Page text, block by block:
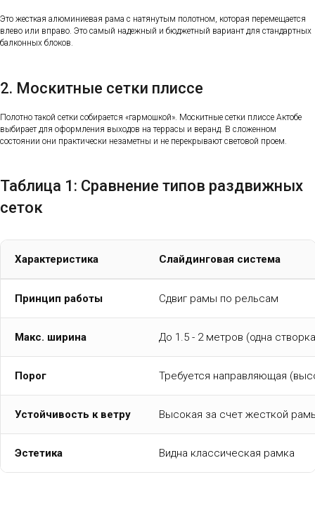
Это жесткая алюминиевая рама с натянутым полотном, которая перемещается
влево или вправо. Это самый надежный и бюджетный вариант для стандартных
балконных блоков.
2. Москитные сетки плиссе
Полотно такой сетки собирается «гармошкой». Москитные сетки плиссе Актобе
выбирает для оформления выходов на террасы и веранд. В сложенном
состоянии они практически незаметны и не перекрывают световой проем.
Таблица 1: Сравнение типов раздвижных
сеток
Характеристика Слайдинговая система
Принцип работы Сдвиг рамы по рельсам
Макс. ширина До 1.5 - 2 метров (одна
Порог Требуется направляющая
Устойчивость к ветру Высокая за счет жесткой
Эстетика Видна классическая рамка